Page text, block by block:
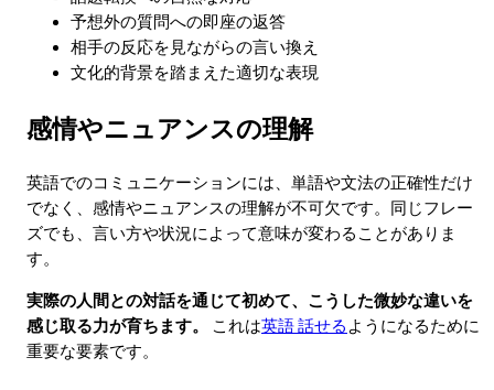
予想外の質問への即座の返答
相手の反応を見ながらの言い換え
文化的背景を踏まえた適切な表現
感情やニュアンスの理解
英語でのコミュニケーションには、単語や文法の正確性だけ
でなく、感情やニュアンスの理解が不可欠です。同じフレー
ズでも、言い方や状況によって意味が変わることがありま
す。
実際の人間との対話を通じて初めて、こうした微妙な違いを
感じ取る力が育ちます。
これは英語 話せる ようになるために
重要な要素です。